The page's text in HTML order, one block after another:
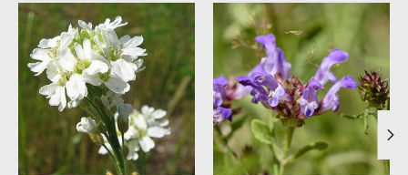
Items van productcarrousel